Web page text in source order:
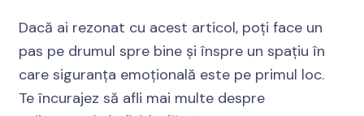
Dacă ai rezonat cu acest articol, poți face un
pas pe drumul spre bine și înspre un spațiu în
care siguranța emoțională este pe primul loc.
Te încurajez să afli mai multe despre